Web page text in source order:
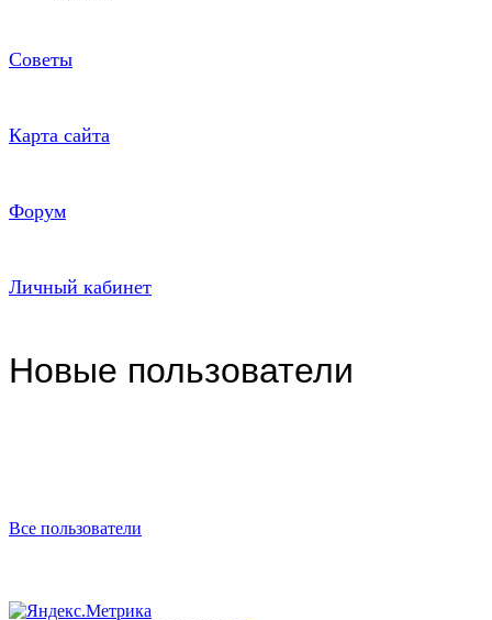
Советы
Карта сайта
Форум
Личный кабинет
Новые пользователи
Все пользователи